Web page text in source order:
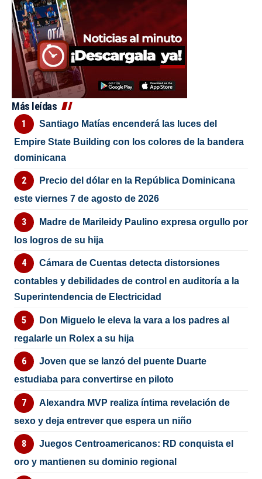
Más leídas
Santiago Matías encenderá las luces del
Empire State Building con los colores de la bandera
dominicana
Precio del dólar en la República Dominicana
este viernes 7 de agosto de 2026
Madre de Marileidy Paulino expresa orgullo por
los logros de su hija
Cámara de Cuentas detecta distorsiones
contables y debilidades de control en auditoría a la
Superintendencia de Electricidad
Don Miguelo le eleva la vara a los padres al
regalarle un Rolex a su hija
Joven que se lanzó del puente Duarte
estudiaba para convertirse en piloto
Alexandra MVP realiza íntima revelación de
sexo y deja entrever que espera un niño
Juegos Centroamericanos: RD conquista el
oro y mantienen su dominio regional